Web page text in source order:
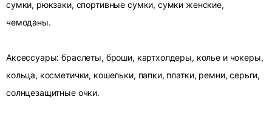
сумки, рюкзаки, спортивные сумки, сумки женские,
чемоданы.
Аксессуары: браслеты, броши, картхолдеры, колье и чокеры,
кольца, косметички, кошельки, папки, платки, ремни, серьги,
солнцезащитные очки.